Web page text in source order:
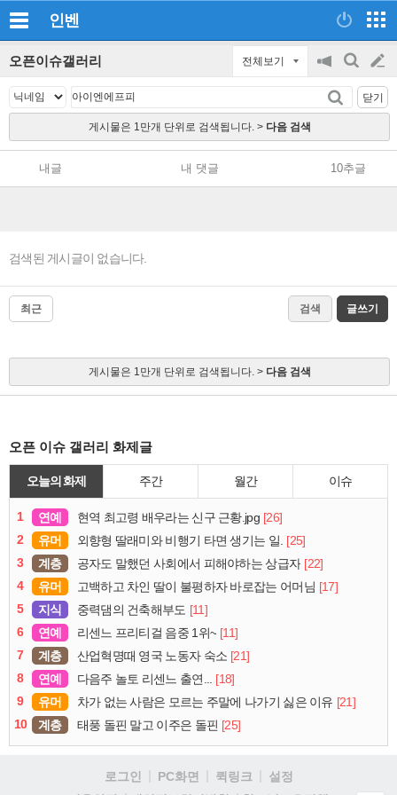
인벤
오픈이슈갤러리 전체보기
공
지
on/off
검
글
쓰
기
닫기
게시물은 1만개 단위로 검색됩니다. > 다음 검색
내글 내 댓글 10추글
검색된 게시글이 없습니다.
최근 검색 글쓰기
게시물은 1만개 단위로 검색됩니다. > 다음 검색
오픈 이슈 갤러리 화제글
오늘의 화제 주간 월간 이슈
1 연예 현역 최고령 배우라는 신구 근황.jpg [26]
2
유머 외향형 딸래미와 비행기 타면 생기는 일. [25]
3
계층 공자도 말했던 사회에서 피해야하는 상급자 [22]
4
유머 고백하고 차인 딸이 불평하자 바로잡는 어머님 [17]
5
지식 중력댐의 건축해부도 [11]
6
연예 리센느 프리티걸 음중 1위~ [11]
7
계층 산업혁명때 영국 노동자 숙소 [21]
8
연예 다음주 놀토 리센느 출연... [18]
9
유머 차가 없는 사람은 모르는 주말에 나가기 싫은 이유 [21]
10
계층 태풍 돌핀 말고 이주은 돌핀 [25]
로그인 PC화면 퀵링크
설정